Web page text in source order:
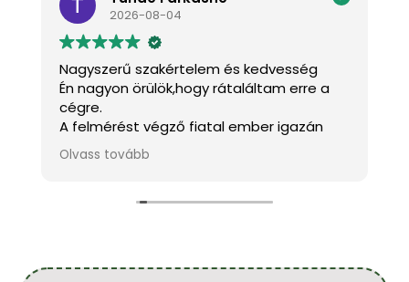
2026-08-04
Nagyszerű szakértelem és kedvesség
Én nagyon örülök,hogy rátaláltam erre a
cégre.
A felmérést végző fiatal ember igazán
kedves és mindenben tanácsot adott.A
szakemberek pontosak,kedvesek és szép
Köszönöm szépen.
Olvass tovább